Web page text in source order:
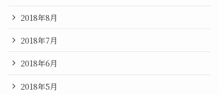
2018年8月
2018年7月
2018年6月
2018年5月